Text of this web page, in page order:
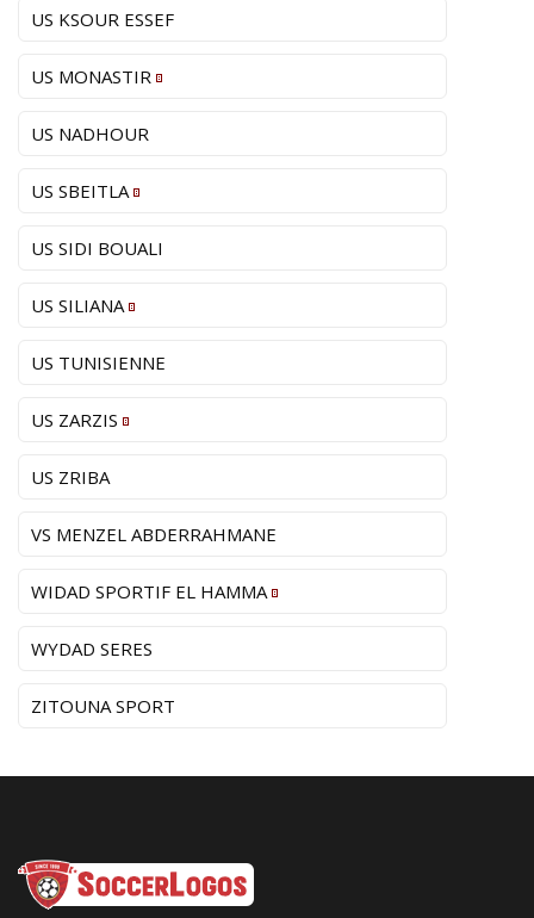
US KSOUR ESSEF
US MONASTIR
US NADHOUR
US SBEITLA
US SIDI BOUALI
US SILIANA
US TUNISIENNE
US ZARZIS
US ZRIBA
VS MENZEL ABDERRAHMANE
WIDAD SPORTIF EL HAMMA
WYDAD SERES
ZITOUNA SPORT